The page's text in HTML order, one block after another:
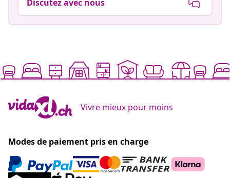
Discutez avec nous
Vivre mieux pour moins
Modes de paiement pris en charge